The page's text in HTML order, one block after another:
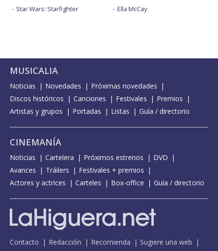
Star Wars: Starfighter
Ella McCay
MUSICALIA
Noticias Novedades
Próximas novedades
Discos históricos
Canciones Festivales
Premios
Artistas y grupos
Portadas Listas Guía / directorio
CINEMANÍA
Noticias Cartelera Próximos estrenos
DVD
Avances
Tráilers
Festivales + premios
Actores y actrices
Carteles Box-office Guía / directorio
Contacto Redacción Recomienda
Sugiere una web